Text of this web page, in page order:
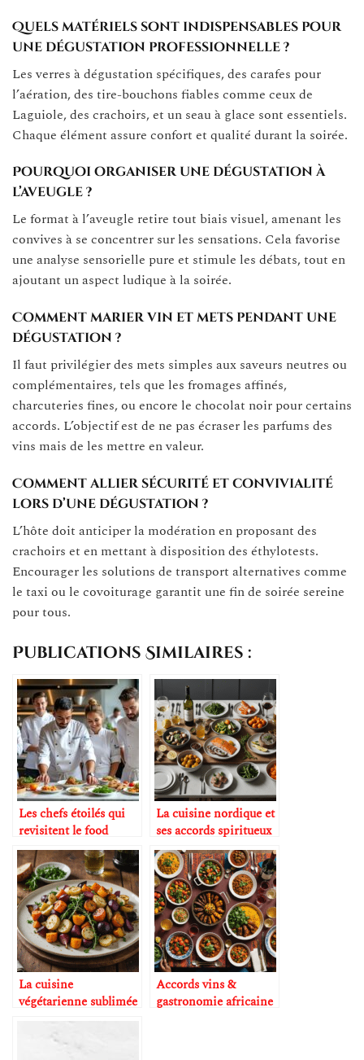
Quels matériels sont indispensables pour
une dégustation professionnelle ?
Les verres à dégustation spécifiques, des carafes pour
l’aération, des tire-bouchons fiables comme ceux de
Laguiole, des crachoirs, et un seau à glace sont essentiels.
Chaque élément assure confort et qualité durant la soirée.
Pourquoi organiser une dégustation à
l’aveugle ?
Le format à l’aveugle retire tout biais visuel, amenant les
convives à se concentrer sur les sensations. Cela favorise
une analyse sensorielle pure et stimule les débats, tout en
ajoutant un aspect ludique à la soirée.
Comment marier vin et mets pendant une
dégustation ?
Il faut privilégier des mets simples aux saveurs neutres ou
complémentaires, tels que les fromages affinés,
charcuteries fines, ou encore le chocolat noir pour certains
accords. L’objectif est de ne pas écraser les parfums des
vins mais de les mettre en valeur.
Comment allier sécurité et convivialité
lors d’une dégustation ?
L’hôte doit anticiper la modération en proposant des
crachoirs et en mettant à disposition des éthylotests.
Encourager les solutions de transport alternatives comme
le taxi ou le covoiturage garantit une fin de soirée sereine
pour tous.
Publications Similaires :
Les chefs étoilés qui
revisitent le food
pairing
La cuisine nordique et
ses accords spiritueux
La cuisine
végétarienne sublimée
par le vin
Accords vins &
gastronomie africaine